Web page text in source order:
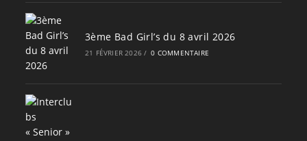
3ème Bad Girl’s du 8 avril 2026
21 FÉVRIER 2026 / 0 COMMENTAIRE